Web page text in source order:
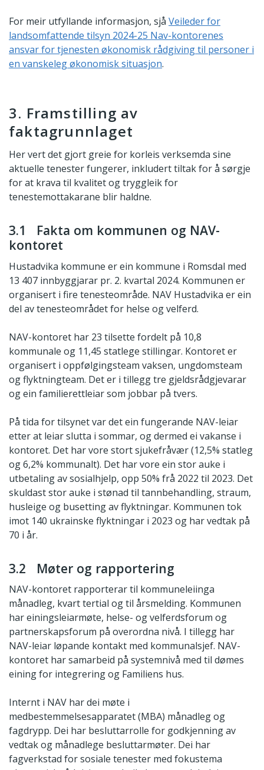
For meir utfyllande informasjon, sjå Veileder for
landsomfattende tilsyn 2024-25 Nav-kontorenes
ansvar for tjenesten økonomisk rådgiving til personer i
en vanskeleg økonomisk situasjon.
3. Framstilling av
faktagrunnlaget
Her vert det gjort greie for korleis verksemda sine
aktuelle tenester fungerer, inkludert tiltak for å sørgje
for at krava til kvalitet og tryggleik for
tenestemottakarane blir haldne.
3.1 Fakta om kommunen og NAV-
kontoret
Hustadvika kommune er ein kommune i Romsdal med
13 407 innbyggjarar pr. 2. kvartal 2024. Kommunen er
organisert i fire tenesteområde. NAV Hustadvika er ein
del av tenesteområdet for helse og velferd.
NAV-kontoret har 23 tilsette fordelt på 10,8
kommunale og 11,45 statlege stillingar. Kontoret er
organisert i oppfølgingsteam vaksen, ungdomsteam
og flyktningteam. Det er i tillegg tre gjeldsrådgjevarar
og ein familierettleiar som jobbar på tvers.
På tida for tilsynet var det ein fungerande NAV-leiar
etter at leiar slutta i sommar, og dermed ei vakanse i
kontoret. Det har vore stort sjukefråvær (12,5% statleg
og 6,2% kommunalt). Det har vore ein stor auke i
utbetaling av sosialhjelp, opp 50% frå 2022 til 2023. Det
skuldast stor auke i stønad til tannbehandling, straum,
husleige og busetting av flyktningar. Kommunen tok
imot 140 ukrainske flyktningar i 2023 og har vedtak på
70 i år.
3.2 Møter og rapportering
NAV-kontoret rapporterar til kommuneleiinga
månadleg, kvart tertial og til årsmelding. Kommunen
har einingsleiarmøte, helse- og velferdsforum og
partnerskapsforum på overordna nivå. I tillegg har
NAV-leiar løpande kontakt med kommunalsjef. NAV-
kontoret har samarbeid på systemnivå med til dømes
eining for integrering og Familiens hus.
Internt i NAV har dei møte i
medbestemmelsesapparatet (MBA) månadleg og
fagdrypp. Dei har besluttarrolle for godkjenning av
vedtak og månadlege besluttarmøter. Dei har
fagverkstad for sosiale tenester med fokustema